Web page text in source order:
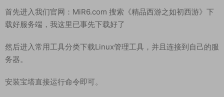
大话西游手游 《精品西游之如初西游》 Linux架设教程
测试IP：192.168.2.166 （外网架设和局网架设方法一样）
首先进入我们官网：MiR6.com 搜索《精品西游之如初西游》下